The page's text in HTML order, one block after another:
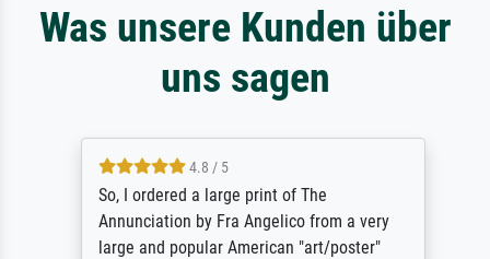
Was unsere Kunden über
uns sagen
4.8 / 5
So, I ordered a large print of The
Annunciation by Fra Angelico from a very
large and popular American "art/poster"